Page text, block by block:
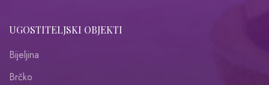
UGOSTITELJSKI OBJEKTI
Bijeljina
Brčko